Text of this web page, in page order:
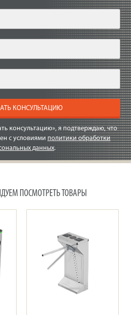
КОНСУЛЬТАЦИЮ
консультацию», я подтверждаю, что
с условиями политики обработки
данных.
ПОСМОТРЕТЬ ТОВАРЫ